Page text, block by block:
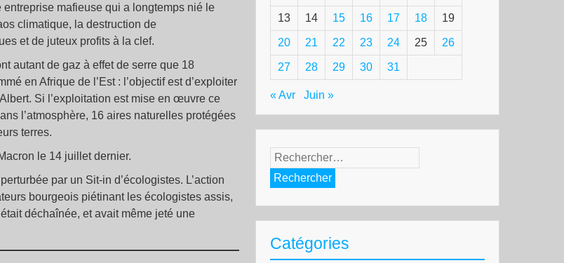
mafieuse qui a longtemps nié le
climatique, la destruction de
et de juteux profits à la clef.
autant de gaz à effet de serre que 18
en Afrique de l’Est : l’objectif est d’exploiter
Si l’exploitation est mise en œuvre ce
l’atmosphère, 16 aires naturelles protégées
terres.
le 14 juillet dernier.
par un Sit-in d’écologistes. L’action
bourgeois piétinant les écologistes assis,
déchaînée, et avait même jeté une
13 14 15 16 17 18 19
20 21 22 23 24 25 26
27 28 29 30 31
« Avr Juin »
Rechercher :
Catégories